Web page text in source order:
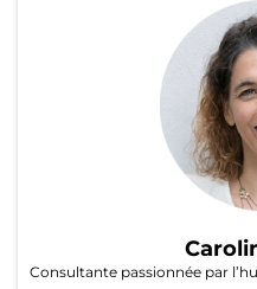
Consultante passionnée par